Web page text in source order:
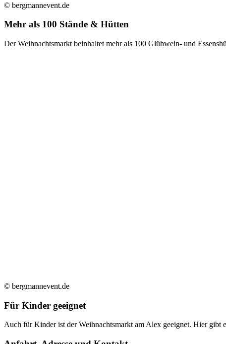
© bergmannevent.de
Mehr als 100 Stände & Hütten
Der Weihnachtsmarkt beinhaltet mehr als 100 Glühwein- und
© bergmannevent.de
Für Kinder geeignet
Auch für Kinder ist der Weihnachtsmarkt am Alex geeignet. Hier gibt